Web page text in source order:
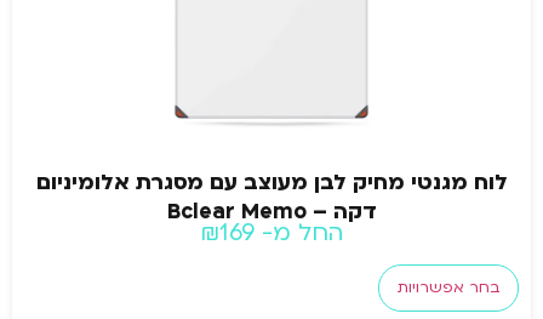
לוח מגנטי מחיק לבן מעוצב עם מסגרת אלומיניום
דקה – Bclear Memo
החל מ- ₪169
בחר אפשרויות